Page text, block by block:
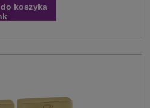
do koszyka